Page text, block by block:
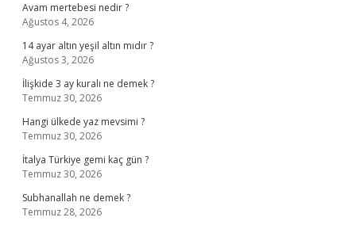
Avam mertebesi nedir ?
Ağustos 4, 2026
14 ayar altın yeşil altın mıdır ?
Ağustos 3, 2026
İlişkide 3 ay kuralı ne demek ?
Temmuz 30, 2026
Hangi ülkede yaz mevsimi ?
Temmuz 30, 2026
İtalya Türkiye gemi kaç gün ?
Temmuz 30, 2026
Subhanallah ne demek ?
Temmuz 28, 2026